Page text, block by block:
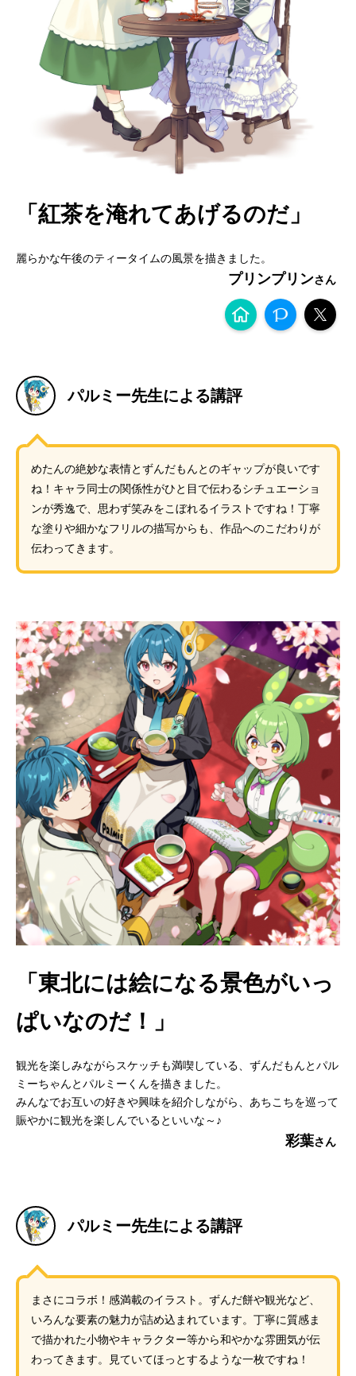
「紅茶を淹れてあげるのだ」
麗らかな午後のティータイムの風景を描きました。
プリンプリン
パルミー先生による講評
めたんの絶妙な表情とずんだもんとのギャップが良いです
ね！キャラ同士の関係性がひと目で伝わるシチュエーショ
ンが秀逸で、思わず笑みをこぼれるイラストですね！丁寧
な塗りや細かなフリルの描写からも、作品へのこだわりが
伝わってきます。
「東北には絵になる景色がいっ
ぱいなのだ！」
観光を楽しみながらスケッチも満喫している、ずんだもんとパル
ミーちゃんとパルミーくんを描きました。
みんなでお互いの好きや興味を紹介しながら、あちこちを巡って
賑やかに観光を楽しんでいるといいな～♪
彩葉
パルミー先生による講評
まさにコラボ！感満載のイラスト。ずんだ餅や観光など、
いろんな要素の魅力が詰め込まれています。丁寧に質感ま
で描かれた小物やキャラクター等から和やかな雰囲気が伝
わってきます。見ていてほっとするような一枚ですね！